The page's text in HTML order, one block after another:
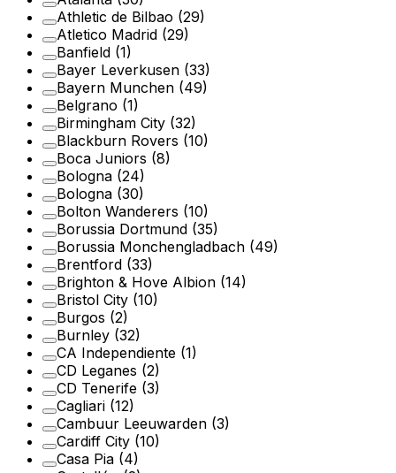
Athletic de Bilbao (29)
Atletico Madrid (29)
Banfield (1)
Bayer Leverkusen (33)
Bayern Munchen (49)
Belgrano (1)
Birmingham City (32)
Blackburn Rovers (10)
Boca Juniors (8)
Bologna (24)
Bologna (30)
Bolton Wanderers (10)
Borussia Dortmund (35)
Borussia Monchengladbach (49)
Brentford (33)
Brighton & Hove Albion (14)
Bristol City (10)
Burgos (2)
Burnley (32)
CA Independiente (1)
CD Leganes (2)
CD Tenerife (3)
Cagliari (12)
Cambuur Leeuwarden (3)
Cardiff City (10)
Casa Pia (4)